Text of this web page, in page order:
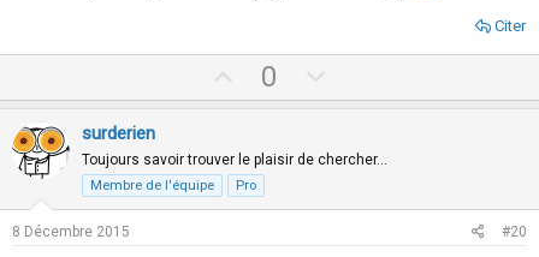
Citer
p
o
t
e
0
o
n
o
surderien
Toujours savoir trouver le plaisir de chercher…
Membre de l'équipe Pro
8 Décembre 2015 #20